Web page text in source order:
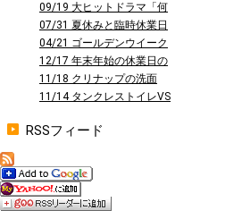
タ...
09/19 大ヒットドラマ「何
曜日に...
07/31 夏休みと臨時休業日
のお知...
04/21 ゴールデンウイーク
休業の...
12/17 年末年始の休業日の
お知ら...
11/18 クリナップの洗面
台 ファ...
11/14 タンクレストイレVS
RSSフィード